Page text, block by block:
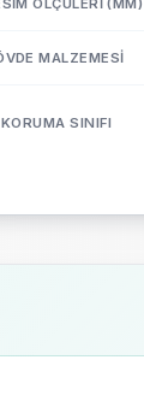
kolay,
IPC4PRO,
sınıf bir
ÖLÇÜLERI (MM)
MALZEMESI
SINIFI